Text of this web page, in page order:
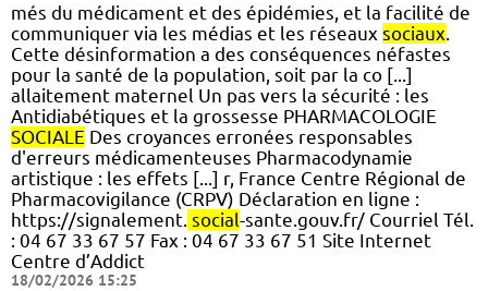
més du médicament et des épidémies, et la facilité de
communiquer via les médias et les réseaux sociaux
Cette désinformation a des conséquences néfastes
pour la santé de la population, soit par la co [...]
allaitement maternel Un pas vers la sécurité : les
Antidiabétiques et la grossesse PHARMACOLOGIE
SOCIALE Des croyances erronées responsables
d'erreurs médicamenteuses Pharmacodynamie
artistique : les effets [...] r, France Centre Régional de
Pharmacovigilance (CRPV) Déclaration en ligne :
https://signalement. social-sante.gouv.fr/ Courriel Tél.
: 04 67 33 67 57 Fax : 04 67 33 67 51 Site Internet
Centre d’Addict
18/02/2026 15:25